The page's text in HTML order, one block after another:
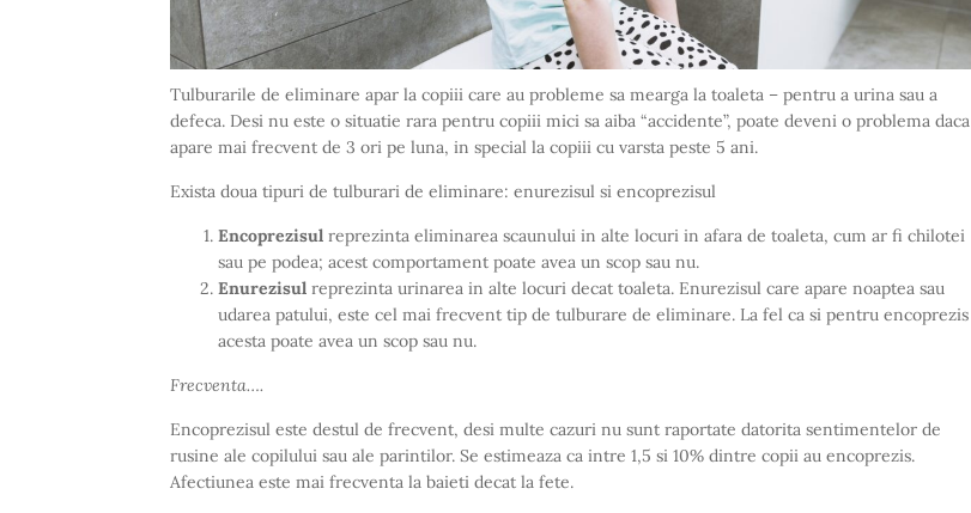
Tulburarile de eliminare apar la copiii care au probleme sa mearga la toaleta – pentru a urina sau a
defeca. Desi nu este o situatie rara pentru copiii mici sa aiba “accidente”, poate deveni o problema daca
apare mai frecvent de 3 ori pe luna, in special la copiii cu varsta peste 5 ani.
Exista doua tipuri de tulburari de eliminare: enurezisul si encoprezisul
Encoprezisul reprezinta eliminarea scaunului in alte locuri in afara de toaleta, cum ar fi chilotei
sau pe podea; acest comportament poate avea un scop sau nu.
Enurezisul reprezinta urinarea in alte locuri decat toaleta. Enurezisul care apare noaptea sau
udarea patului, este cel mai frecvent tip de tulburare de eliminare. La fel ca si pentru encoprezis
acesta poate avea un scop sau nu.
Frecventa….
Encoprezisul este destul de frecvent, desi multe cazuri nu sunt raportate datorita sentimentelor de
rusine ale copilului sau ale parintilor. Se estimeaza ca intre 1,5 si 10% dintre copii au encoprezis.
Afectiunea este mai frecventa la baieti decat la fete.